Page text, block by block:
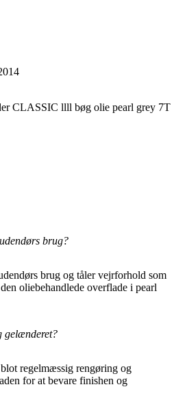
CLASSIC llll bøg olie pearl grey 7T
brug?
brug og tåler vejrforhold som
oliebehandlede overflade i pearl
gelænderet?
regelmæssig rengøring og
for at bevare finishen og